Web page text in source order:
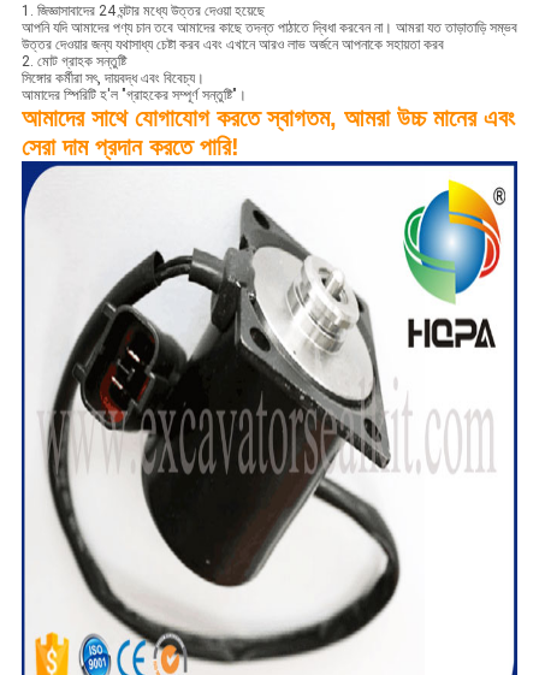
1. জিজ্ঞাসাবাদের 24 ঘন্টার মধ্যে উত্তর দেওয়া হয়েছে
আপনি যদি আমাদের পণ্য চান তবে আমাদের কাছে তদন্ত পাঠাতে দ্বিধা করবেন না। আমরা যত তাড়াতাড়ি সম্ভব
উত্তর দেওয়ার জন্য যথাসাধ্য চেষ্টা করব এবং এখানে আরও লাভ অর্জনে আপনাকে সহায়তা করব
2. মোট গ্রাহক সন্তুষ্টি
সিঙ্গোর কর্মীরা সৎ, দায়বদ্ধ এবং বিবেচ্য।
আমাদের স্পিরিটি হ'ল "গ্রাহকের সম্পূর্ণ সন্তুষ্টি"।
আমাদের সাথে যোগাযোগ করতে স্বাগতম, আমরা উচ্চ মানের এবং
সেরা দাম প্রদান করতে পারি!